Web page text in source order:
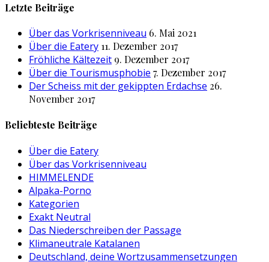
Letzte Beiträge
Über das Vorkrisenniveau 6. Mai 2021
Über die Eatery 11. Dezember 2017
Fröhliche Kältezeit 9. Dezember 2017
Über die Tourismusphobie 7. Dezember 2017
Der Scheiss mit der gekippten Erdachse 26.
November 2017
Beliebteste Beiträge
Über die Eatery
Über das Vorkrisenniveau
HIMMELENDE
Alpaka-Porno
Kategorien
Exakt Neutral
Das Niederschreiben der Passage
Klimaneutrale Katalanen
Deutschland, deine Wortzusammensetzungen